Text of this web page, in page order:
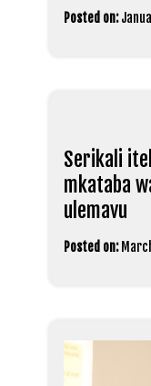
Posted on:
Serikali
mkataba
ulemavu
Posted on: